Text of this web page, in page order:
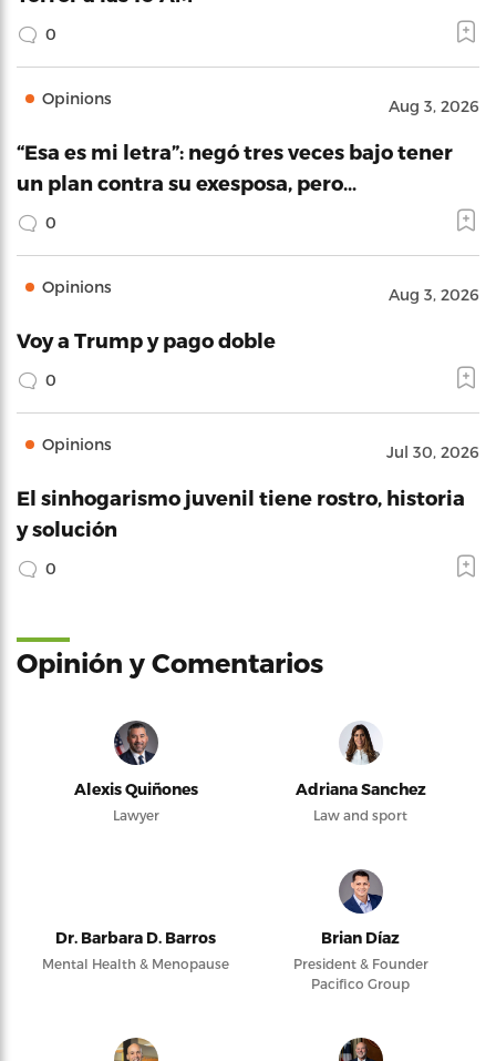
0
Opinions Aug 3, 2026
“Esa es mi letra”: negó tres veces bajo tener
un plan contra su exesposa, pero…
0
Opinions Aug 3, 2026
Voy a Trump y pago doble
0
Opinions Jul 30, 2026
El sinhogarismo juvenil tiene rostro, historia
y solución
0
Opinión y Comentarios
Alexis Quiñones
Lawyer
Adriana Sanchez
Law and sport
Dr. Barbara D. Barros
Mental Health & Menopause
Brian Díaz
President & Founder
Pacifico Group